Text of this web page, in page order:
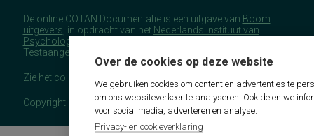
Over de cookies op deze website
We gebruiken cookies om content en advertenties te
om ons websiteverkeer te analyseren. Ook delen we
voor social media, adverteren en analyse.
Privacy- en cookieverklaring
De online COTAN Documentatie is een uitgave van Boom
uitgevers , in opdracht van het Nederlands Instituut van
Psychologen
Testaangelegenheden Nederland (COTAN).
Zie het colofon
Copyright 2026 - COTAN Documentatie